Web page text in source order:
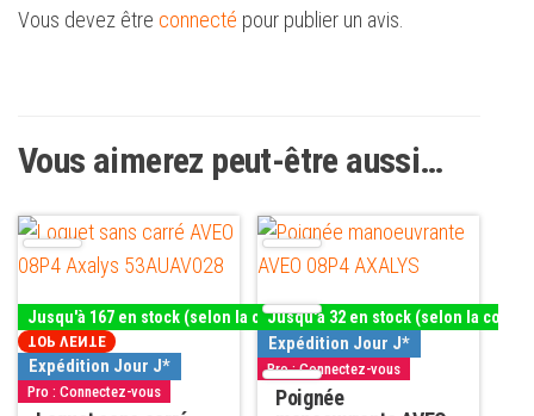
Vous devez être connecté pour publier un avis.
Vous aimerez peut-être aussi…
Jusqu'à 167 en stock (selon la couleur)
TOP VENTE
Expédition Jour J*
Pro : Connectez-vous
Ce
produit
plusieurs
variations.
Les
Jusqu'à 32 en stock (selon la
Expédition Jour J*
Pro : Connectez-vous
Poignée
Ce
produit
plusieurs
variations.
Les